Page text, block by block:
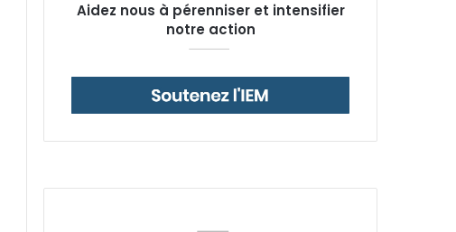
Aidez nous à pérenniser et intensifier
notre action